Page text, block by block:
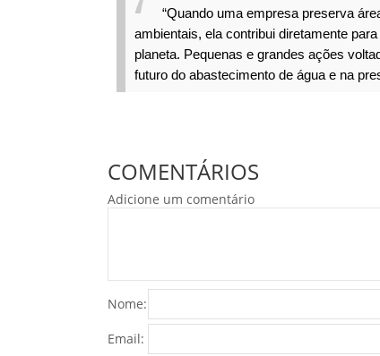
“Quando uma empresa preserva
ambientais, ela contribui diretamente
planeta. Pequenas e grandes ações
futuro do abastecimento de água e na
COMENTÁRIOS
Adicione um comentário
Nome:
Email: